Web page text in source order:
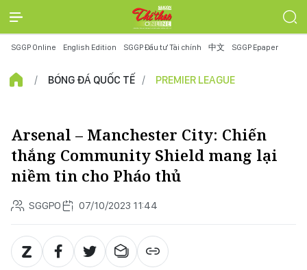
SGGP Online English Edition SGGP Đầu tư Tài chính 中文 SGGP Epaper
BÓNG ĐÁ QUỐC TẾ PREMIER LEAGUE
Arsenal – Manchester City: Chiến
thắng Community Shield mang lại
niềm tin cho Pháo thủ
SGGPO 07/10/2023 11:44